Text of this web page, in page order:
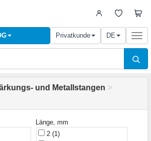
Privatkunde DE
und Metallstangen >
Länge, mm
2 (1)